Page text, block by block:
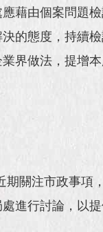
藉由個案問題
的態度，持續
界做法，提增
關注市政事
進行討論，以